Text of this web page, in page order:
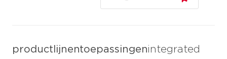
productlijnentoepassingenintegrated